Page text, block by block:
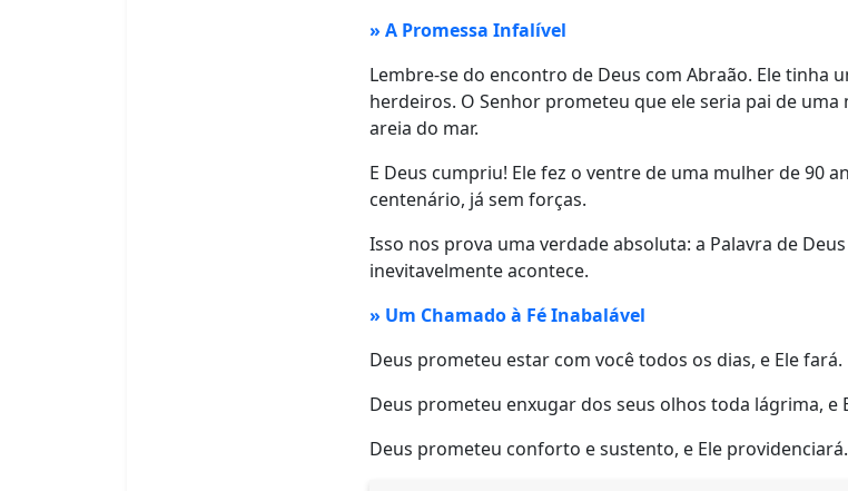
» A Promessa Infalível
Lembre-se do encontro de Deus com Abraão. Ele tinha
herdeiros. O Senhor prometeu que ele seria pai de
areia do mar.
E Deus cumpriu! Ele fez o ventre de uma mulher de 90
centenário, já sem forças.
Isso nos prova uma verdade absoluta: a Palavra de
inevitavelmente acontece.
» Um Chamado à Fé Inabalável
Deus prometeu estar com você todos os dias, e Ele fará.
Deus prometeu enxugar dos seus olhos toda lágrima, e
Deus prometeu conforto e sustento, e Ele providenciará.